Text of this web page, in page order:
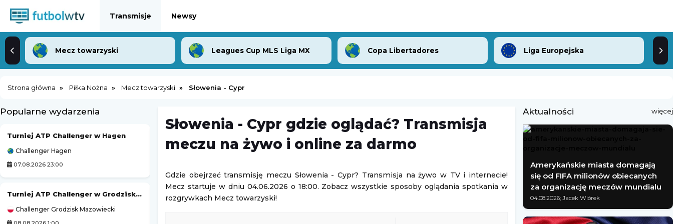
Transmisje Newsy
Mecz towarzyski Leagues Cup MLS Liga MX Copa Libertadores Liga Europejska
Strona główna Piłka Nożna Mecz towarzyski Słowenia - Cypr
Popularne wydarzenia
Turniej ATP Challenger w Hagen
Challenger Hagen
07.08.2026 23:00
Turniej ATP Challenger w Grodzisku Mazowieckim
Challenger Grodzisk Mazowiecki
Challenger Lexington
Ann Li - Elena Rybakina
Prime MMA
Słowenia - Cypr gdzie oglądać? Transmisja
meczu na żywo i online za darmo
Gdzie obejrzeć transmisję meczu Słowenia - Cypr? Transmisja na żywo w TV i internecie!
Mecz startuje w dniu 04.06.2026 o 18:00. Zobacz wszystkie sposoby oglądania spotkania w
rozgrywkach Mecz towarzyski!
Aktualności więcej
Amerykańskie miasta domagają
się od FIFA milionów obiecanych
za organizację meczów mundialu
04.08.2026; Jacek Wiórek